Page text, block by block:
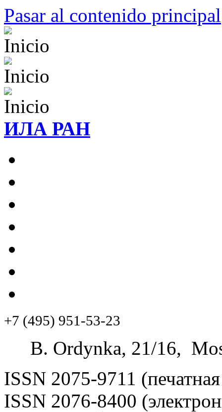
Pasar al contenido principal
ИЛА РАН
+7 (495) 951-53-23
B. Ordynka, 21/16,
ISSN 2075-9711
ISSN 2076-8400